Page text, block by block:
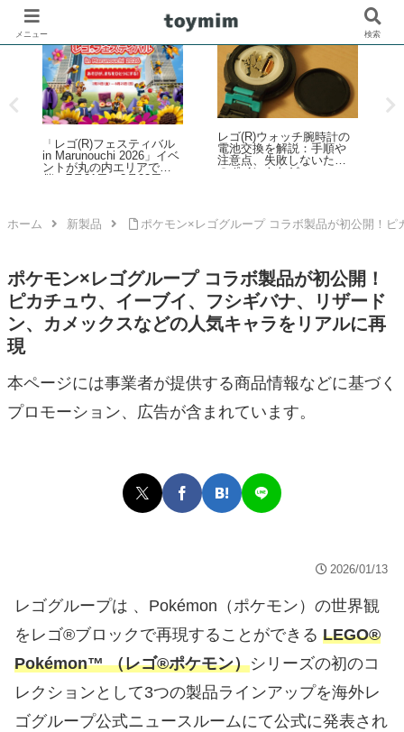
レゴ(R)ブロックでサッカ
ー界のスター選手4名との
コラボセットが新登場！
その他FIFAワールドカッ
「シルバニアファミリ
ー」くじがファミリーマ
ートで2026年夏に登場！
ホーム 新製品 ポケモン×レゴグループ コラボ製品が初公開！
ポケモン×レゴグループ コラボ製品が初公開！
ピカチュウ、イーブイ、フシギバナ、リザード
ン、カメックスなどの人気キャラをリアルに再
現
本ページには事業者が提供する商品情報などに基づく
プロモーション、広告が含まれています。
2026/01/13
レゴグループは 、Pokémon（ポケモン）の世界観
をレゴ®ブロックで再現することができる LEGO®
Pokémon™ （レゴ®ポケモン）シリーズの初のコ
レクションとして3つの製品ラインアップを海外レ
ゴグループ公式ニュースルームにて公式に発表され
メニュー 検索